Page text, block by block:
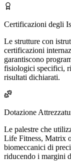
Certificazioni degli
Le strutture con
certificazioni
garantiscono
fisiologici specifici,
risultati dichiarati.
Dotazione
Le palestre che
Life Fitness, Matrix
biomeccanici di
riducendo i margini